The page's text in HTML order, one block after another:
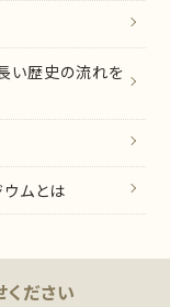
い歴史の流れを
ムとは
ださい